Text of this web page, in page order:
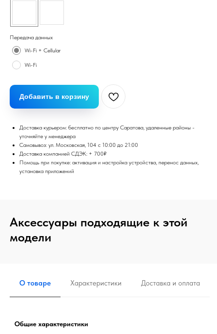
Передача данных
Wi-Fi + Cellular
Wi-Fi
Добавить в корзину
Доставка курьером: бесплатно по центру Саратова, удаленные районы -
уточняйте у менеджера
Самовывоз: ул. Московская, 104 с 10:00 до 21:00
Доставка компанией СДЭК: + 700₽
Помощь при покупке: активация и настройка устройства, перенос данных,
установка приложений
Аксессуары подходящие к этой
модели
О товаре Характеристики Доставка и оплата
Общие характеристики